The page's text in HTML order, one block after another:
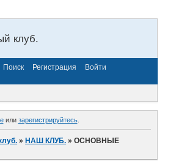
клуб.
Поиск Регистрация
Войти
или зарегистрируйтесь.
»НАШ КЛУБ. »ОСНОВНЫЕ